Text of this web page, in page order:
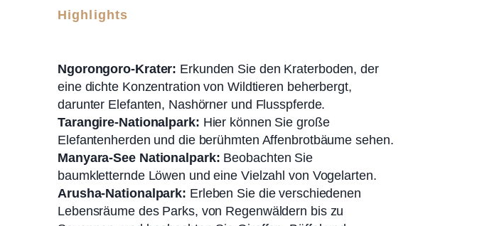
Highlights
Ngorongoro-Krater: Erkunden Sie den Kraterboden, der
eine dichte Konzentration von Wildtieren beherbergt,
darunter Elefanten, Nashörner und Flusspferde.
Tarangire-Nationalpark: Hier können Sie große
Elefantenherden und die berühmten Affenbrotbäume sehen.
Manyara-See Nationalpark: Beobachten Sie
baumkletternde Löwen und eine Vielzahl von Vogelarten.
Arusha-Nationalpark: Erleben Sie die verschiedenen
Lebensräume des Parks, von Regenwäldern bis zu